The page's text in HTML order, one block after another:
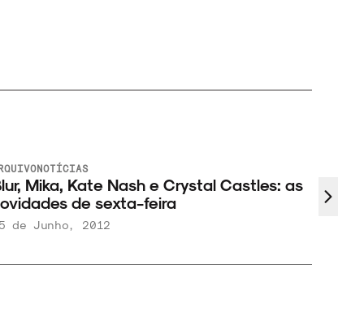
NOTÍCIAS
Mika, Kate Nash e Crystal Castles: as
de sexta-feira
de Junho, 2012